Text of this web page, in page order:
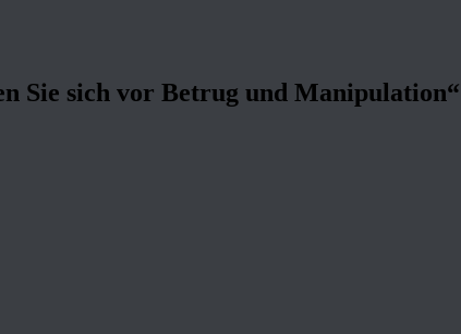
Sie sich vor Betrug und Manipulation“